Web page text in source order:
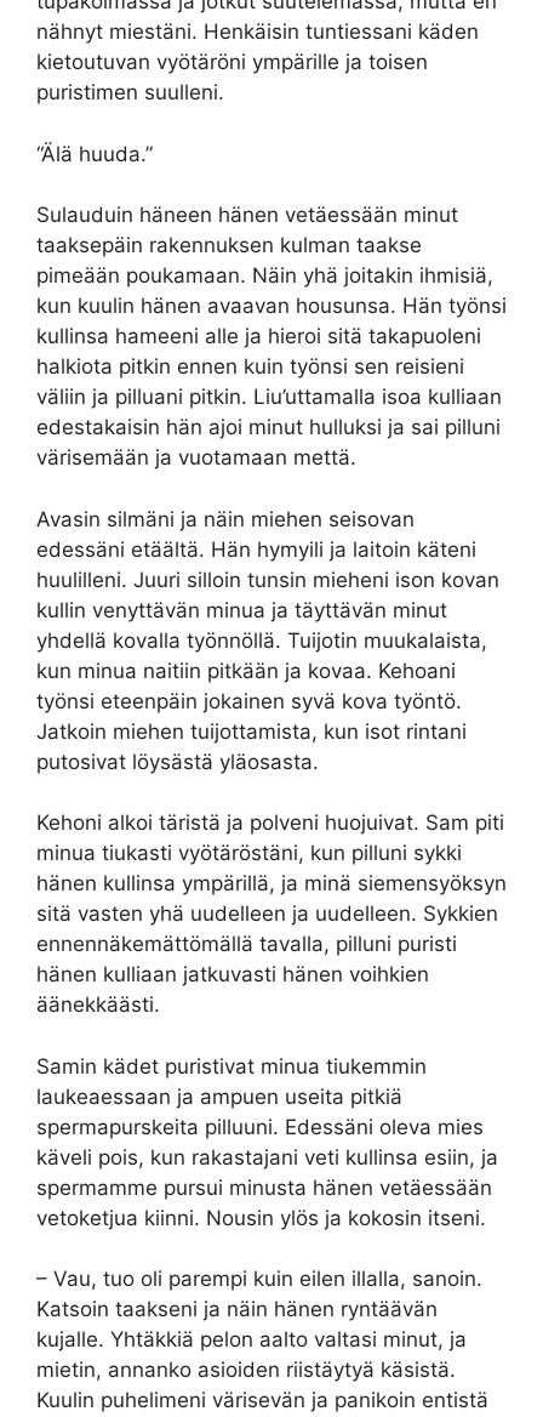
nähnyt miestäni. Henkäisin tuntiessani käden
kietoutuvan vyötäröni ympärille ja toisen
puristimen suulleni.
“Älä huuda.”
Sulauduin häneen hänen vetäessään minut
taaksepäin rakennuksen kulman taakse
pimeään poukamaan. Näin yhä joitakin ihmisiä,
kun kuulin hänen avaavan housunsa. Hän työnsi
kullinsa hameeni alle ja hieroi sitä takapuoleni
halkiota pitkin ennen kuin työnsi sen reisieni
väliin ja pilluani pitkin. Liu’uttamalla isoa kulliaan
edestakaisin hän ajoi minut hulluksi ja sai pilluni
värisemään ja vuotamaan mettä.
Avasin silmäni ja näin miehen seisovan
edessäni etäältä. Hän hymyili ja laitoin käteni
huulilleni. Juuri silloin tunsin mieheni ison kovan
kullin venyttävän minua ja täyttävän minut
yhdellä kovalla työnnöllä. Tuijotin muukalaista,
kun minua naitiin pitkään ja kovaa. Kehoani
työnsi eteenpäin jokainen syvä kova työntö.
Jatkoin miehen tuijottamista, kun isot rintani
putosivat löysästä yläosasta.
Kehoni alkoi täristä ja polveni huojuivat. Sam piti
minua tiukasti vyötäröstäni, kun pilluni sykki
hänen kullinsa ympärillä, ja minä siemensyöksyn
sitä vasten yhä uudelleen ja uudelleen. Sykkien
ennennäkemättömällä tavalla, pilluni puristi
hänen kulliaan jatkuvasti hänen voihkien
äänekkäästi.
Samin kädet puristivat minua tiukemmin
laukeaessaan ja ampuen useita pitkiä
spermapurskeita pilluuni. Edessäni oleva mies
käveli pois, kun rakastajani veti kullinsa esiin, ja
spermamme pursui minusta hänen vetäessään
vetoketjua kiinni. Nousin ylös ja kokosin itseni.
– Vau, tuo oli parempi kuin eilen illalla, sanoin.
Katsoin taakseni ja näin hänen ryntäävän
kujalle. Yhtäkkiä pelon aalto valtasi minut, ja
mietin, annanko asioiden riistäytyä käsistä.
Kuulin puhelimeni värisevän ja panikoin entistä